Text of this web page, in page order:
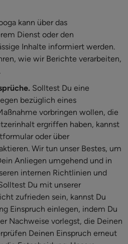
kann über das
Dienst oder den
Inhalte informiert werden.
wie wir Berichte verarbeiten,
Solltest Du eine
bezüglich eines
vorbringen wollen, die
ergriffen haben, kannst
oder über
Wir tun unser Bestes, um
Anliegen umgehend und in
internen Richtlinien und
Du mit unserer
zufrieden sein, kannst Du
Einspruch einlegen, indem Du
Nachweise vorlegst, die Deinen
Deinen Einspruch erneut